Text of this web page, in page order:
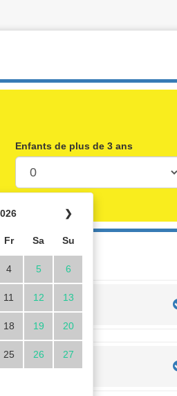
❯
Fr Sa Su
4 5 6
11 12 13
18 19 20
25 26 27
Enfants de plus de 3 ans